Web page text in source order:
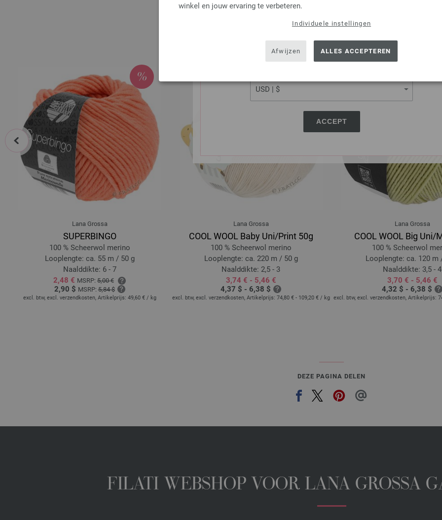
SHIPPING TO
USA - The United States of America
ACCEPT
winkel en jouw ervaring te verbeteren.
Individuele instellingen
Afwijzen ALLES ACCEPTEREN
KLANTEN KOCHTEN OOK
Lana Grossa
SUPERBINGO
100 % Scheerwol merino
Looplengte: ca. 55 m / 50 g
Naalddikte: 6 - 7
2,48 € MSRP: 5,00 €
2,90 $ MSRP:5,84 $
excl. btw, excl. verzendkosten, Artikelprijs: 49,60 € / kg
Lana Grossa
COOL WOOL Baby Uni/Print 50g
100 % Scheerwol merino
Looplengte: ca. 220 m / 50 g
Naalddikte: 2,5 - 3
3,74 € - 5,46 €
4,37 $ - 6,38 $
excl. btw, excl. verzendkosten, Artikelprijs: 74,80 € - 109,20 € / kg
Lana Grossa
COOL WOOL Big Uni/
100 % Scheerwol
Looplengte: ca. 120 m
Naalddikte: 3,5 - 4
3,70 € - 5,46 €
4,32 $ - 6,38 $
excl. btw, excl. verzendkosten, Artikelprijs:
prev
DEZE PAGINA DELEN
FILATI WEBSHOP VOOR LANA GROSSA